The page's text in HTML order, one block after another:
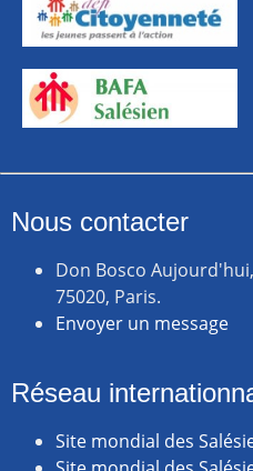
Nous contacter
Don Bosco
75020, Paris.
Envoyer un message
Réseau
Site mondial des